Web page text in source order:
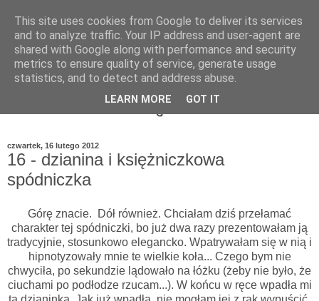
czwartek, 16 lutego 2012
16 - dzianina i księżniczkowa
spódniczka
Górę znacie. Dół również. Chciałam dziś przełamać
charakter tej spódniczki, bo już dwa razy prezentowałam ją
tradycyjnie, stosunkowo elegancko. Wpatrywałam się w nią i
hipnotyzowały mnie te wielkie koła... Czego bym nie
chwyciła, po sekundzie lądowało na łóżku (żeby nie było, że
ciuchami po podłodze rzucam...). W końcu w ręce wpadła mi
This site uses cookies from Google to deliver its services
and to analyze traffic. Your IP address and user-agent are
shared with Google along with performance and security
metrics to ensure quality of service, generate usage
statistics, and to detect and address abuse.
LEARN MORE GOT IT